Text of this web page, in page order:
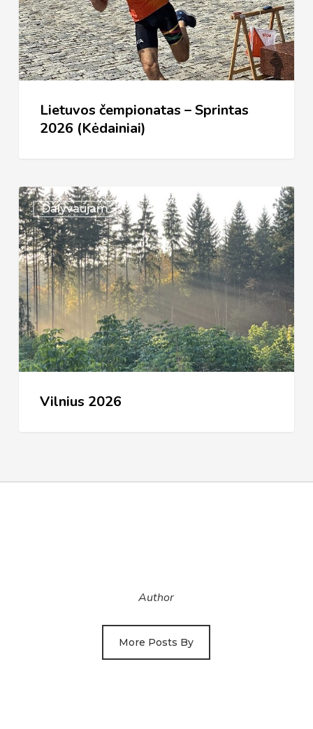
Sprintas
2026
(Kėdainiai)
Lietuvos čempionatas – Sprintas
2026 (Kėdainiai)
Dalyvaujam
Vilnius
2026
Vilnius 2026
Author
More Posts By